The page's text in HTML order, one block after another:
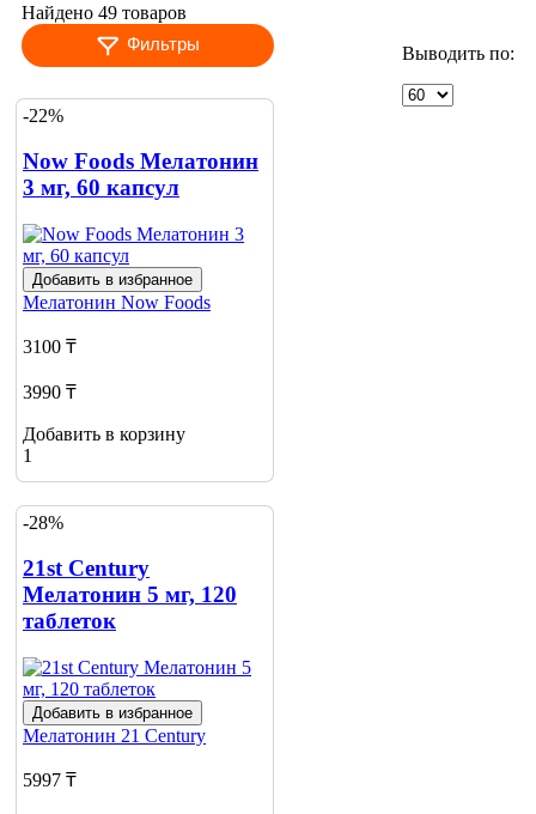
Найдено 49 товаров
Фильтры
Выводить по:
-22%
Now Foods Мелатонин
3 мг, 60 капсул
Добавить в избранное
Мелатонин Now Foods
3100 ₸
3990 ₸
Добавить в корзину
1
-28%
21st Century
Мелатонин 5 мг, 120
таблеток
Добавить в избранное
Мелатонин 21 Century
5997 ₸